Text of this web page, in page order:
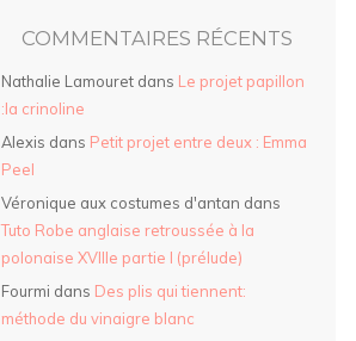
COMMENTAIRES RÉCENTS
Nathalie Lamouret dans Le projet papillon
:la crinoline
Alexis dans Petit projet entre deux : Emma
Peel
Véronique aux costumes d'antan dans
Tuto Robe anglaise retroussée à la
polonaise XVIIIe partie I (prélude)
Fourmi dans Des plis qui tiennent:
méthode du vinaigre blanc